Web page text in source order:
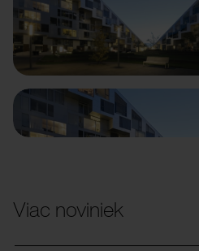
Predchádzajúci
Viac noviniek